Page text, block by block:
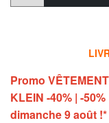
Promo
KLEIN -40% | -
dimanche 9 août !*